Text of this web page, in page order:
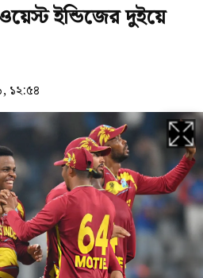
ইন্ডিজের দুইয়ে
১২:৫৪